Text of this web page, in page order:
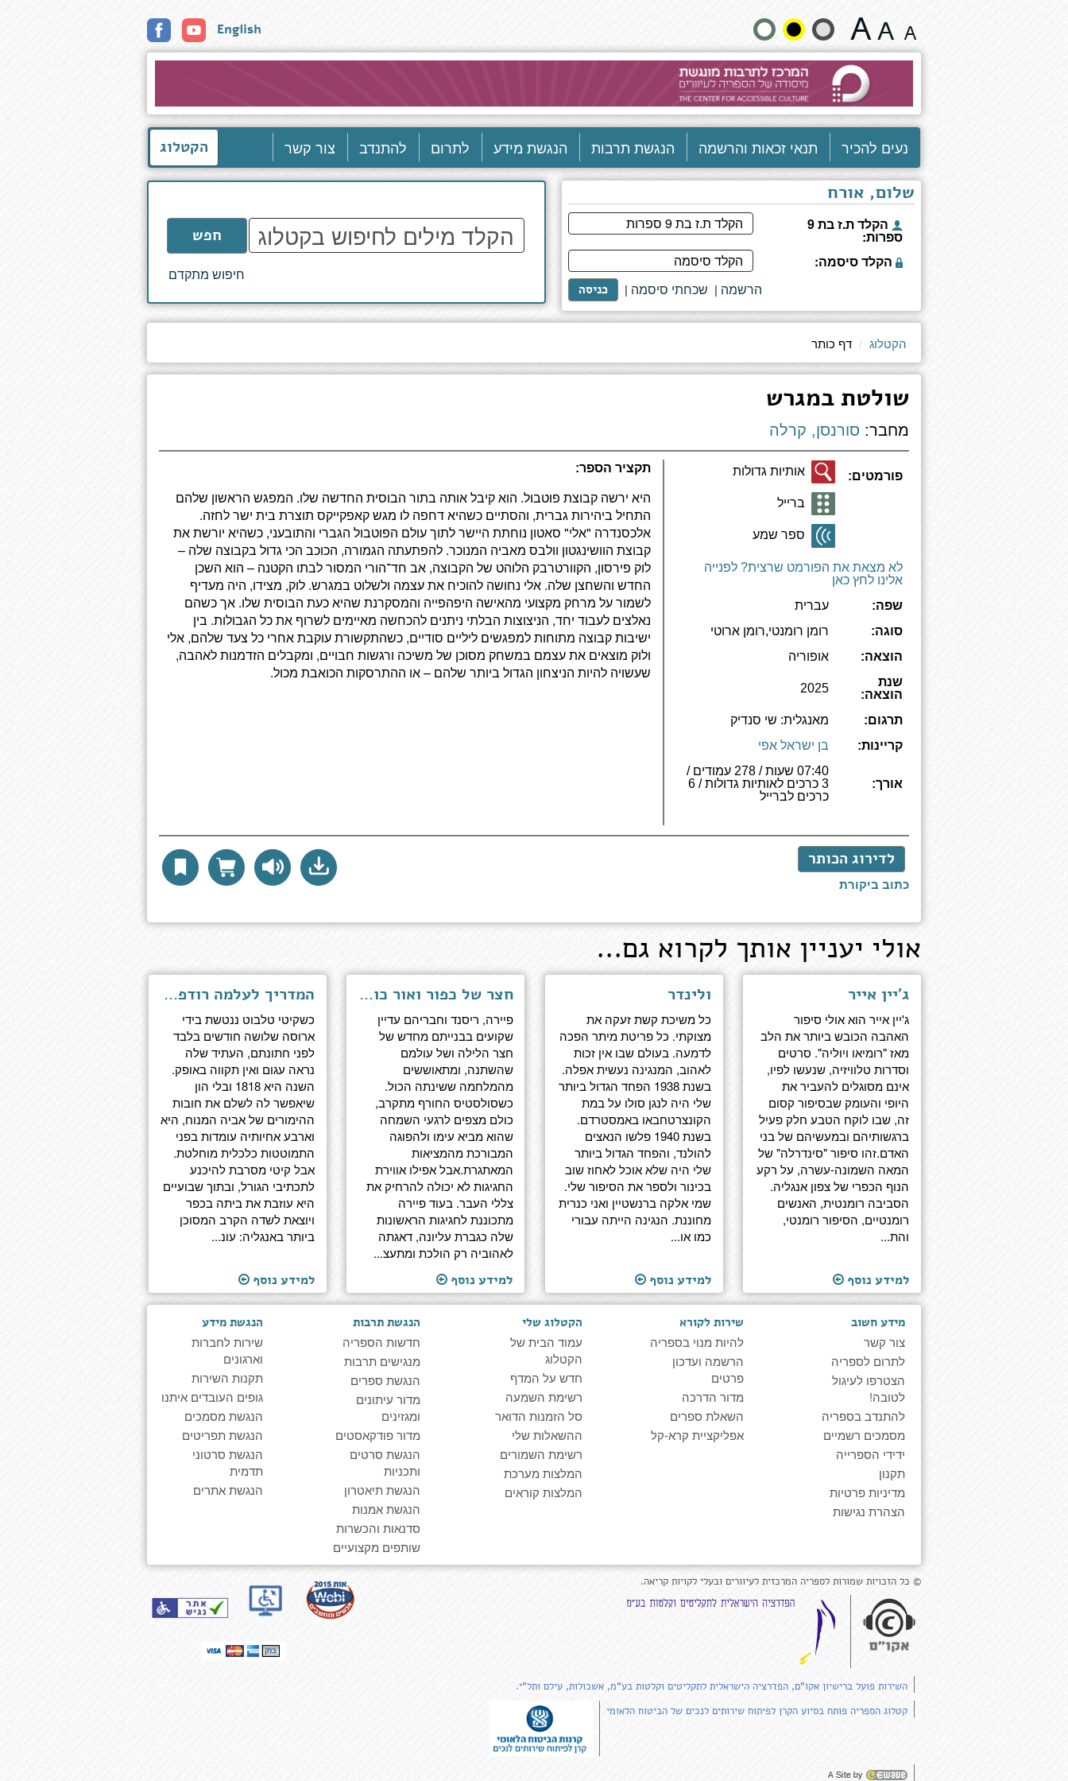
במגרש
שנה
גודל
וצבעים:
English
נעים להכיר תנאי זכאות והרשמה הנגשת תרבות הנגשת מידע לתרום להתנדב צור קשר הקטלוג
שלום, אורח
הקלד ת.ז בת 9
ספרות:
הקלד סיסמה:
כניסה | שכחתי סיסמה | הרשמה
הקלד
מילים
לחיפוש
חפש
חיפוש מתקדם
הקטלוג דף כותר
שולטת במגרש
מחבר: סורנסן, קרלה
פורמטים: אותיות גדולות
ברייל
ספר שמע
לא מצאת את הפורמט שרצית? לפנייה
אלינו לחץ כאן
שפה:
עברית
סוגה:
רומן רומנטי,רומן ארוטי
הוצאה:
אופוריה
שנת
הוצאה:
2025
תרגום:
מאנגלית: שי סנדיק
קריינות:
בן ישראל אפי
אורך:
07:40 שעות / 278 עמודים /
3 כרכים לאותיות גדולות / 6
כרכים לברייל
תקציר הספר:
היא ירשה קבוצת פוטבול. הוא קיבל אותה בתור הבוסית החדשה שלו. המפגש הראשון שלהם
התחיל ביהירות גברית, והסתיים כשהיא דחפה לו מגש קאפקייקס תוצרת בית ישר לחזה.
אלכסנדרה "אלי" סאטון נוחתת היישר לתוך עולם הפוטבול הגברי והתובעני, כשהיא יורשת את
קבוצת הוושינגטון וולבס מאביה המנוכר. להפתעתה הגמורה, הכוכב הכי גדול בקבוצה שלה –
לוק פירסון, הקוורטרבק הלוהט של הקבוצה, אב חד־הורי המסור לבתו הקטנה – הוא השכן
החדש והשחצן שלה. אלי נחושה להוכיח את עצמה ולשלוט במגרש. לוק, מצידו, היה מעדיף
לשמור על מרחק מקצועי מהאישה היפהפייה והמסקרנת שהיא כעת הבוסית שלו. אך כשהם
נאלצים לעבוד יחד, הניצוצות הבלתי ניתנים להכחשה מאיימים לשרוף את כל הגבולות. בין
ישיבות קבוצה מתוחות למפגשים ליליים סודיים, כשהתקשורת עוקבת אחרי כל צעד שלהם, אלי
ולוק מוצאים את עצמם במשחק מסוכן של משיכה ורגשות חבויים, ומקבלים הזדמנות לאהבה,
שעשויה להיות הניצחון הגדול ביותר שלהם – או ההתרסקות הכואבת מכול.
לדירוג הכותר
כתוב ביקורת
אולי יעניין אותך לקרוא גם...
ג'יין אייר
ג'יין אייר הוא אולי סיפור
האהבה הכובש ביותר את הלב
מאז "רומיאו ויוליה". סרטים
וסדרות טלוויזיה, שנעשו לפיו,
אינם מסוגלים להעביר את
היופי והעומק שבסיפור קסום
זה, שבו לוקח הטבע חלק פעיל
ברגשותיהם ובמעשיהם של בני
האדם.זהו סיפור "סינדרלה" של
המאה השמונה-עשרה, על רקע
הנוף הכפרי של צפון אנגליה.
הסביבה רומנטית, האנשים
רומנטיים, הסיפור רומנטי,
והת...
למידע נוסף
ולינדר
כל משיכת קשת זעקה את
מצוקתי. כל פריטת מיתר הפכה
לדמעה. בעולם שבו אין זכות
לאהוב, המנגינה נעשית אפלה.
בשנת 1938 הפחד הגדול ביותר
שלי היה לנגן סולו על במת
הקונצרטחבאו באמסטרדם.
בשנת 1940 פלשו הנאצים
להולנד, והפחד הגדול ביותר
שלי היה שלא אוכל לאחוז שוב
בכינור ולספר את הסיפור שלי.
שמי אלקה ברנשטיין ואני כנרית
מחוננת. הנגינה הייתה עבורי
כמו או...
למידע נוסף
חצר של כפור ואור כוכבים
פיירה, ריסנד וחבריהם עדיין
שקועים בבנייתם מחדש של
חצר הלילה ושל עולמם
שהשתנה, ומתאוששים
מהמלחמה ששינתה הכול.
כשסולסטיס החורף מתקרב,
כולם מצפים לרגעי השמחה
שהוא מביא עימו ולהפוגה
המבורכת מהמציאות
המאתגרת.אבל אפילו אווירת
החגיגות לא יכולה להרחיק את
צללי העבר. בעוד פיירה
מתכוננת לחגיגות הראשונות
שלה כגברת עליונה, דאגתה
לאהוביה רק הולכת ומתעצ...
למידע נוסף
המדריך לעלמה רודפת הממון
כשקיטי טלבוט ננטשת בידי
ארוסה שלושה חודשים בלבד
לפני חתונתם, העתיד שלה
נראה עגום ואין תקווה באופק.
השנה היא 1818 ובלי הון
שיאפשר לה לשלם את חובות
ההימורים של אביה המנוח, היא
וארבע אחיותיה עומדות בפני
התמוטטות כלכלית מוחלטת.
אבל קיטי מסרבת להיכנע
לתכתיבי הגורל, ובתוך שבועיים
היא עוזבת את ביתה בכפר
ויוצאת לשדה הקרב המסוכן
ביותר באנגליה: עונ...
למידע נוסף
מידע חשוב
צור קשר
לתרום לספריה
הצטרפו לעיגול
לטובה!
להתנדב בספריה
מסמכים רשמיים
ידידי הספרייה
תקנון
מדיניות פרטיות
הצהרת נגישות
שירות לקורא
להיות מנוי בספריה
הרשמה ועדכון
פרטים
מדור הדרכה
השאלת ספרים
אפליקציית קרא-קל
הקטלוג שלי
עמוד הבית של
הקטלוג
חדש על המדף
רשימת השמעה
סל הזמנות הדואר
ההשאלות שלי
רשימת השמורים
המלצות מערכת
המלצות קוראים
הנגשת תרבות
חדשות הספריה
מנגישים תרבות
הנגשת ספרים
מדור עיתונים
ומגזינים
מדור פודקאסטים
הנגשת סרטים
ותכניות
הנגשת תיאטרון
הנגשת אמנות
סדנאות והכשרות
שותפים מקצועיים
הנגשת מידע
שירות לחברות
וארגונים
תקנות השירות
גופים העובדים איתנו
הנגשת מסמכים
הנגשת תפריטים
הנגשת סרטוני
תדמית
הנגשת אתרים
© כל הזכויות שמורות לספריה המרכזית לעיוורים ובעלי לקויות קריאה.
השירות פועל ברישיון אקו"ם, הפדרציה הישראלית לתקליטים וקלטות בע"מ, אשכולות, עילם ותל"י.
קטלוג הספריה פותח בסיוע הקרן לפיתוח שירותים לנכים של הביטוח הלאומי